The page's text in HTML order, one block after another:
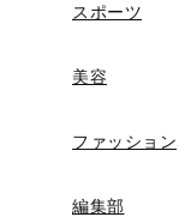
スポーツ
美容
ファッション
編集部